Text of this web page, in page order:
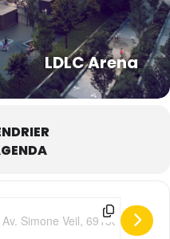
LDLC Arena
- Kendji • Nos 10 ans !
Address - Kendji •